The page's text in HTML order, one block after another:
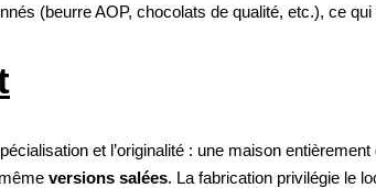
(beurre AOP, chocolats de qualité, etc.), ce
et l’originalité : une maison
versions salées. La fabrication privilégie le